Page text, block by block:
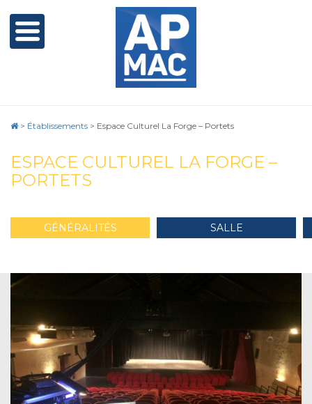
> Établissements > Espace Culturel La Forge – Portets
ESPACE CULTUREL LA FORGE –
PORTETS
GÉNÉRALITÉS SALLE